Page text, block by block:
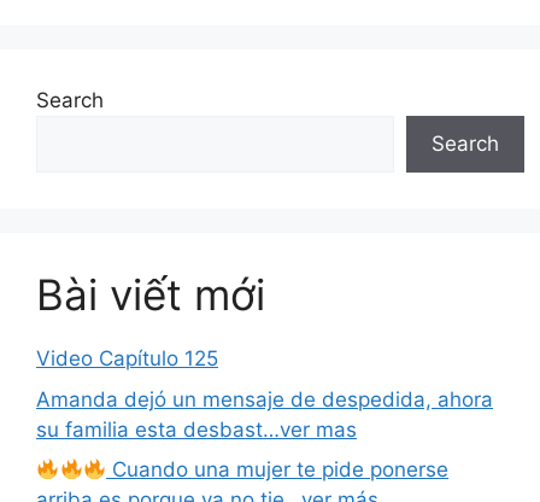
Search
Search
Bài viết mới
Video Capítulo 125
Amanda dejó un mensaje de despedida, ahora
su familia esta desbast…ver mas
Cuando una mujer te pide ponerse